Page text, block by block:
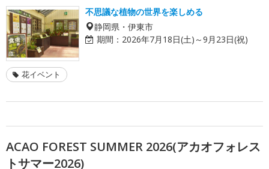
不思議な植物の世界を楽しめる
静岡県・伊東市
期間： 2026年7月18日(土)～9月23日(祝)
花イベント
ACAO FOREST SUMMER 2026(アカオフォレス
トサマー2026)